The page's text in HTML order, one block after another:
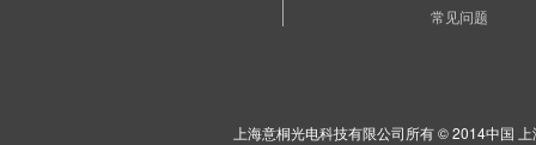
常见问题
上海意桐光电科技有限公司所有 © 2014中国